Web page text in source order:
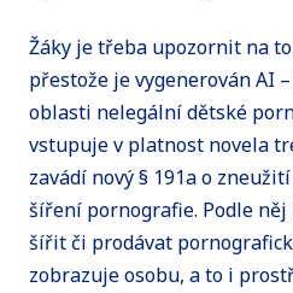
Žáky je třeba upozornit na
přestože je vygenerován AI
oblasti nelegální dětské
vstupuje v platnost novela
zavádí nový § 191a o
šíření pornografie. Podle
šířit či prodávat
zobrazuje osobu, a to i